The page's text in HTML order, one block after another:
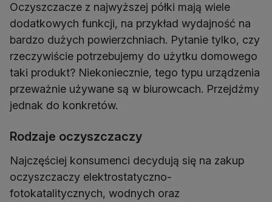
Oczyszczacze z najwyższej półki mają wiele
dodatkowych funkcji, na przykład wydajność na
bardzo dużych powierzchniach. Pytanie tylko, czy
rzeczywiście potrzebujemy do użytku domowego
taki produkt? Niekoniecznie, tego typu urządzenia
przeważnie używane są w biurowcach. Przejdźmy
jednak do konkretów.
Rodzaje oczyszczaczy
Najczęściej konsumenci decydują się na zakup
oczyszczaczy elektrostatyczno-
fotokatalitycznych, wodnych oraz